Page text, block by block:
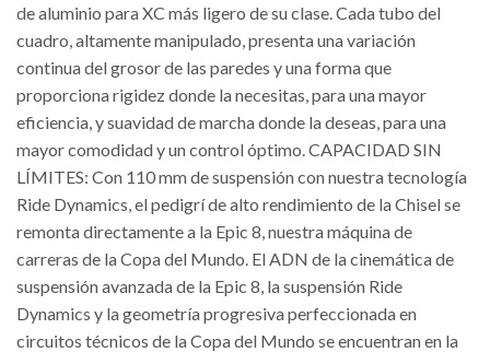
de aluminio para XC más ligero de su clase. Cada tubo del
cuadro, altamente manipulado, presenta una variación
continua del grosor de las paredes y una forma que
proporciona rigidez donde la necesitas, para una mayor
eficiencia, y suavidad de marcha donde la deseas, para una
mayor comodidad y un control óptimo. CAPACIDAD SIN
LÍMITES: Con 110 mm de suspensión con nuestra tecnología
Ride Dynamics, el pedigrí de alto rendimiento de la Chisel se
remonta directamente a la Epic 8, nuestra máquina de
carreras de la Copa del Mundo. El ADN de la cinemática de
suspensión avanzada de la Epic 8, la suspensión Ride
Dynamics y la geometría progresiva perfeccionada en
circuitos técnicos de la Copa del Mundo se encuentran en la